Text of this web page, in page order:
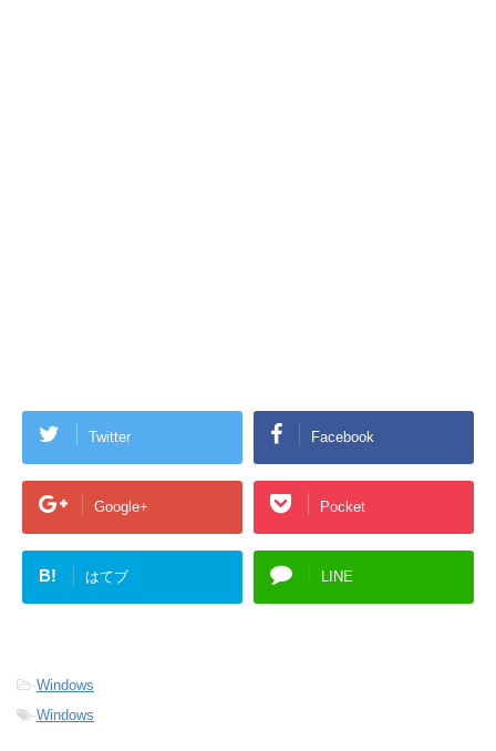
Twitter Facebook
Google+ Pocket
B! はてブ LINE
-Windows
-Windows